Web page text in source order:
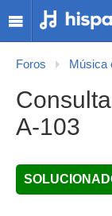
Foros Música
A-103